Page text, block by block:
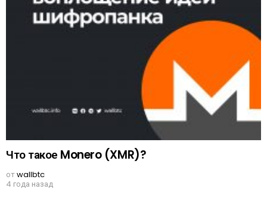
Что такое Monero (XMR)?
отwallbtc
4 года назад